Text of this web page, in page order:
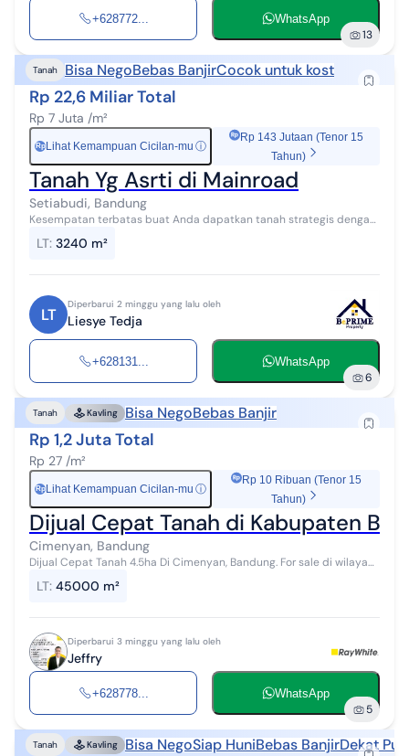
+628772... WhatsApp
13
Tanah Bisa NegoBebas BanjirCocok untuk kost
Rp 22,6 Miliar Total
Rp 7 Juta /m²
Rp Lihat Kemampuan Cicilan-mu ⓘ
Rp 143 Jutaan (Tenor 15
Tahun)
Tanah Yg Asrti di Mainroad
Setiabudi, Bandung
Kesempatan terbatas buat Anda dapatkan tanah strategis dengan
lokasi yang stra...
LT: 3240 m²
LT
Diperbarui 2 minggu yang lalu oleh
Liesye Tedja
+628131... WhatsApp
6
Tanah Kavling Bisa NegoBebas Banjir
Rp 1,2 Juta Total
Rp 27 /m²
Rp Lihat Kemampuan Cicilan-mu ⓘ
Rp 10 Ribuan (Tenor 15
Tahun)
Dijual Cepat Tanah di Kabupaten
Cimenyan, Bandung
Dijual Cepat Tanah 4.5ha Di Cimenyan, Bandung. For sale di wilayah
SHM - Ser...
LT: 45000 m²
Diperbarui 3 minggu yang lalu oleh
Jeffry
+628778... WhatsApp
5
Tanah Kavling Bisa NegoSiap HuniBebas BanjirDekat